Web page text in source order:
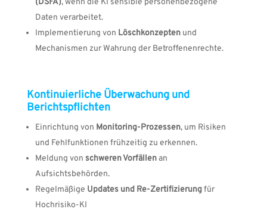
(DSFA), wenn die KI sensible personenbezogene
Daten verarbeitet.
Implementierung von Löschkonzeptenund
Mechanismen zur Wahrung der Betroffenenrechte.
Kontinuierliche Überwachung und
Berichtspflichten
Einrichtung von Monitoring-Prozessen, um Risiken
und Fehlfunktionen frühzeitig zu erkennen.
Meldung von schweren Vorfällenan
Aufsichtsbehörden.
Regelmäßige Updates und Re-Zertifizierungfür
Hochrisiko-KI